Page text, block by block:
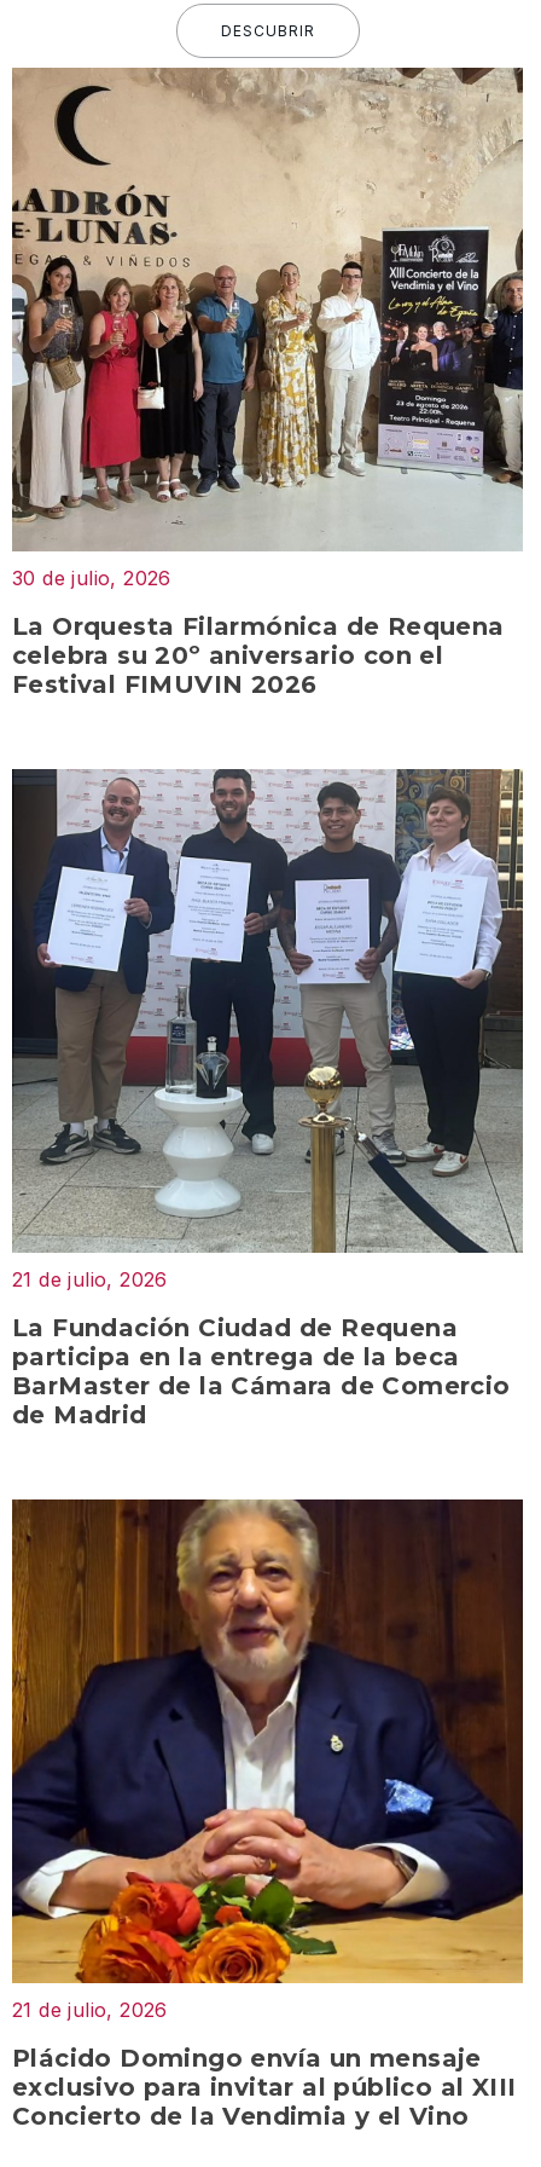
DESCUBRIR
30 de julio, 2026
La Orquesta Filarmónica de Requena
celebra su 20º aniversario con el
Festival FIMUVIN 2026
21 de julio, 2026
La Fundación Ciudad de Requena
participa en la entrega de la beca
BarMaster de la Cámara de Comercio
de Madrid
21 de julio, 2026
Plácido Domingo envía un mensaje
exclusivo para invitar al público al XIII
Concierto de la Vendimia y el Vino